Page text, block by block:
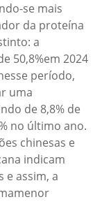
se mais
da proteína
a
50,8%em 2024
período,
uma
de 8,8% de
no último ano.
chinesas e
indicam
e assim, a